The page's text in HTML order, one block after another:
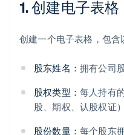
1. 创建电子表格
创建一个电子表格，包含
股东姓名： 拥有公司
股权类型： 每人持有
股、期权、认股权证）
股份数量： 每个股东